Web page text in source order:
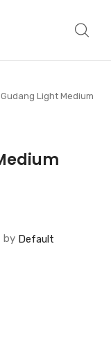
Light Medium
by